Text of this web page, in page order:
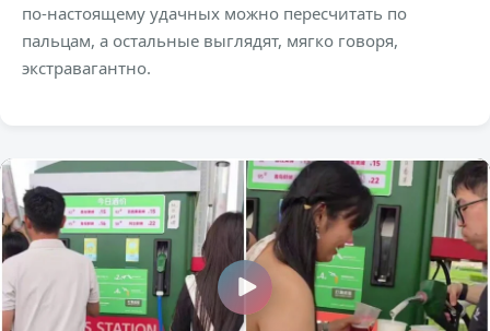
по-настоящему удачных можно пересчитать по
пальцам, а остальные выглядят, мягко говоря,
экстравагантно.